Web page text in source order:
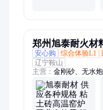
郑州旭泰耐火材
安心购
综合体验L1
辽宁鞍山
主营： 金刚砂、无水
耐火水泥、催化剂载